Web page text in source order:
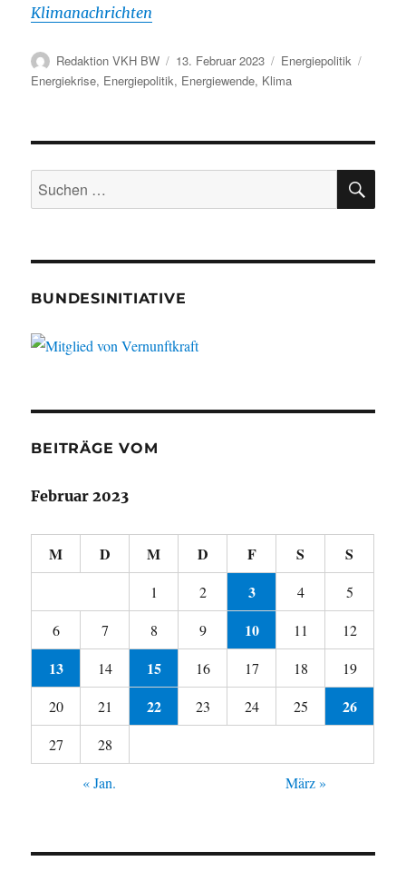
Klimanachrichten
Autor
Redaktion VKH BW
Veröffentlicht
am
13. Februar 2023 Kategorien
Energiepolitik
Energiekrise, Energiepolitik, Energiewende, Klima
Suche
nach:
BUNDESINITIATIVE
BEITRÄGE VOM
Februar 2023
M D M D F S S
1 2 3 4
5
6
7 8 9 10 11 12
13 14 15 16 17 18
19
20
21 22 23 24 25 26
27
28
« Jan.
März »